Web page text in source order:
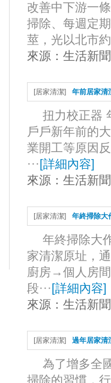
改善中下游一
掃除、每週定
莖，光以北市約
來源： 生活新
[居家清潔] 年前居家清
扭力校正
戶戶新年前的
業開工等原因
··· [詳細內容]
來源： 生活新
[居家清潔] 年終掃除大
年終掃除大
家清潔原址，
廚房→個人房
段··· [詳細內容]
來源： 生活新
[居家清潔] 過年居家清
為了增多全
掃除的習慣，